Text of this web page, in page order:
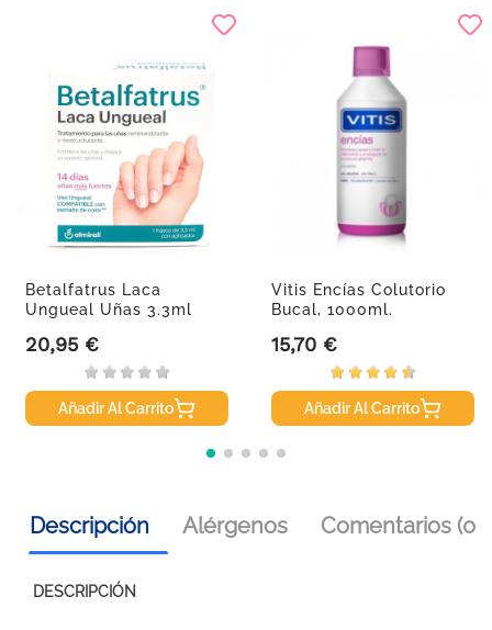
Betalfatrus Laca
Ungueal Uñas 3.3ml
Precio
20,95 €
Añadir Al Carrito
Vitis Encías Colutorio
Bucal, 1000ml.
Precio
15,70 €
Añadir Al Carrito
Descripción Alérgenos Comentarios (0)
DESCRIPCIÓN